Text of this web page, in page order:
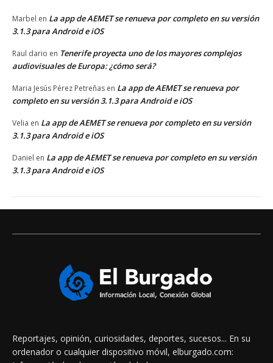
Marbel en La app de AEMET se renueva por completo en su versión
3.1.3 para Android e iOS
Raul dario en Tenerife proyecta uno de los mayores complejos
audiovisuales de Europa: ¿cómo será?
Maria Jesús Pérez Petreñas en La app de AEMET se renueva por
completo en su versión 3.1.3 para Android e iOS
Velia en La app de AEMET se renueva por completo en su versión
3.1.3 para Android e iOS
Daniel en La app de AEMET se renueva por completo en su versión
3.1.3 para Android e iOS
Reportajes, opinión, curiosidades, deportes, sucesos... En su
ordenador o cualquier dispositivo móvil, elburgado.com: